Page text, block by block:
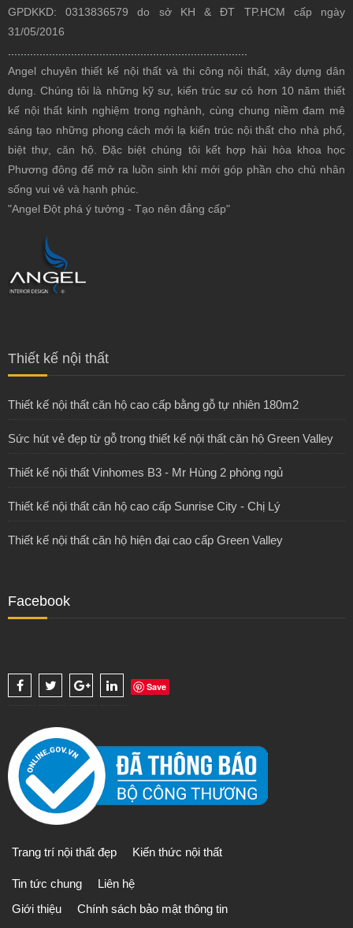
GPDKKD: 0313836579 do sở KH & ĐT TP.HCM cấp ngày
31/05/2016
............................................................................
Angel chuyên thiết kế nội thất và thi công nội thất, xây dựng dân
dụng. Chúng tôi là những kỹ sư, kiến trúc sư có hơn 10 năm thiết
kế nội thất kinh nghiệm trong nghành, cùng chung niềm đam mê
sáng tạo những phong cách mới lạ kiến trúc nội thất cho nhà phố,
biệt thự, căn hộ. Đặc biệt chúng tôi kết hợp hài hòa khoa học
Phương đông để mở ra luồn sinh khí mới góp phần cho chủ nhân
sống vui vẻ và hạnh phúc.
"Angel Đột phá ý tưởng - Tạo nên đẳng cấp"
Thiết kế nội thất
Thiết kế nội thất căn hộ cao cấp bằng gỗ tự nhiên 180m2
Sức hút vẻ đẹp từ gỗ trong thiết kế nội thất căn hộ Green Valley
Thiết kế nội thất Vinhomes B3 - Mr Hùng 2 phòng ngủ
Thiết kế nội thất căn hộ cao cấp Sunrise City - Chị Lý
Thiết kế nội thất căn hộ hiện đại cao cấp Green Valley
Facebook
Save
Trang trí nội thất đẹp Kiến thức nội thất
Tin tức chung
Liên hệ
Giới thiệu
Chính sách bảo mật thông tin